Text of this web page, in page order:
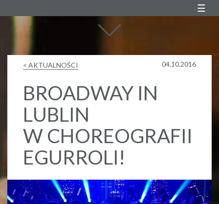
< AKTUALNOŚCI 04.10.2016
BROADWAY IN
LUBLIN
W CHOREOGRAFII
EGURROLI!